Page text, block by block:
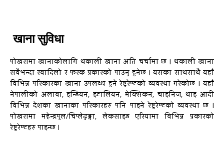
खाना सुविधा
पोखरामा खानाकोलागि थकाली खाना अति चर्चामा छ । थकाली खाना
सवैभन्दा स्वादिलो र फरक प्रकारको पाउनु हुनेछ । यसका साथसाथै यहाँ
विभिन्न परिकारका खाना उपलव्ध हुने रेष्टुरेण्टको व्यवस्था गरेकोछ । यहाँ
नेपालीको अलावा, इन्डियन, इटालियन, मेक्सिकन, चाइनिज, थाइ आदी
विभिन्न देशका खानाका परिकारहरु पनि पाइने रेष्टुरेण्टको व्यवस्था छ ।
पोखरामा महेन्द्रपुल/चिप्लेढुङ्गा, लेकसाइड एरियामा विभिन्न प्रकारको
रेष्टुरेण्टहरु पाइन्छ ।